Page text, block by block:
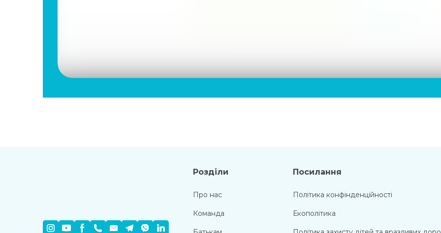
Розділи
Про нас
Команда
Посилання
Політика конфінденційності
Екополітика